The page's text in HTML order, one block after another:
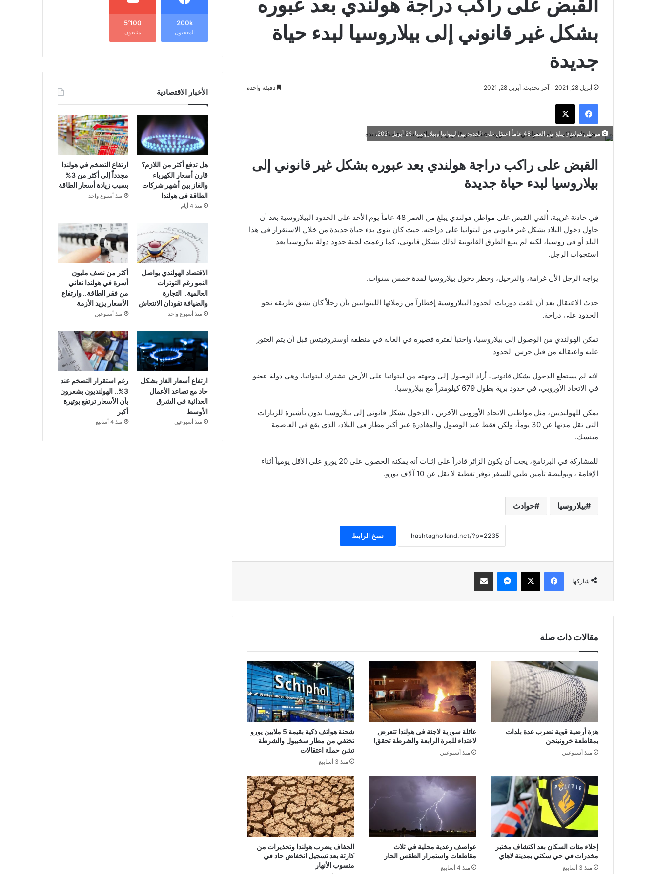
القبض على راكب دراجة هولندي بعد عبوره
بشكل غير قانوني إلى بيلاروسيا لبدء حياة
جديدة
أبريل 28, 2021 آخر تحديث: أبريل 28, 2021 دقيقة واحدة
فيسبوك ‫X
مواطن هولندي يبلغ من العمر 48 عاماً اعتقل على الحدود بين ليتوانيا وبيلاروسيا. 25 أبريل 2021. -
القبض على راكب دراجة هولندي بعد عبوره بشكل غير قانوني إلى
بيلاروسيا لبدء حياة جديدة
في حادثة غريبة، أُلقي القبض على مواطن هولندي يبلغ من العمر 48 عاماً يوم الأحد على الحدود البيلاروسية بعد أن
حاول دخول البلاد بشكل غير قانوني من ليتوانيا على دراجته. حيث كان ينوي بدء حياة جديدة من خلال الاستقرار في هذا
البلد أو في روسيا، لكنه لم يتبع الطرق القانونية لذلك بشكل قانوني، كما زعمت لجنة حدود دولة بيلاروسيا بعد
استجواب الرجل.
يواجه الرجل الأن غرامة، والترحيل، وحظر دخول بيلاروسيا لمدة خمس سنوات.
حدث الاعتقال بعد أن تلقت دوريات الحدود البيلاروسية إخطاراً من زملائها الليتوانيين بأن رجلاً كان يشق طريقه نحو
الحدود على دراجة.
تمكن الهولندي من الوصول إلى بيلاروسيا، واختبأ لفترة قصيرة في الغابة في منطقة أوستروفيتس قبل أن يتم العثور
عليه واعتقاله من قبل حرس الحدود.
لأنه لم يستطع الدخول بشكل قانوني، أراد الوصول إلى وجهته من ليتوانيا على الأرض. تشترك ليتوانيا، وهي دولة عضو
في الاتحاد الأوروبي، في حدود برية بطول 679 كيلومتراً مع بيلاروسيا.
يمكن للهولنديين، مثل مواطني الاتحاد الأوروبي الآخرين ، الدخول بشكل قانوني إلى بيلاروسيا بدون تأشيرة للزيارات
التي تقل مدتها عن 30 يوماً، ولكن فقط عند الوصول والمغادرة عبر أكبر مطار في البلاد، الذي يقع في العاصمة
مينسك.
للمشاركة في البرنامج، يجب أن يكون الزائر قادراً على إثبات أنه يمكنه الحصول على 20 يورو على الأقل يومياً أثناء
الإقامة ، وبوليصة تأمين طبي للسفر توفر تغطية لا تقل عن 10 آلاف يورو.
بيلاروسيا حوادث
نسخ الرابط
شاركها
فيسبوك ‫X ماسنجر مشاركة عبر البريد
مقالات ذات صلة
هزة أرضية قوية تضرب عدة بلدات
بمقاطعة خرونينجن
منذ أسبوعين
عائلة سورية لاجئة في هولندا تتعرض
لاعتداء للمرة الرابعة والشرطة تحقق!
منذ أسبوعين
شحنة هواتف ذكية بقيمة 5 ملايين يورو
تختفي من مطار سخيبول والشرطة
تشن حملة اعتقالات
منذ 3 أسابيع
إجلاء مئات السكان بعد اكتشاف مختبر
مخدرات في حي سكني بمدينة لاهاي
منذ 3 أسابيع
عواصف رعدية محلية في ثلاث
مقاطعات واستمرار الطقس الحار
منذ 4 أسابيع
الجفاف يضرب هولندا وتحذيرات من
كارثة بعد تسجيل انخفاض حاد في
منسوب الأنهار
200k
المعجبون
5٬100
متابعون
الأخبار الاقتصادية
هل تدفع أكثر من اللازم؟
قارن أسعار الكهرباء
والغاز بين أشهر شركات
الطاقة في هولندا
منذ 4 أيام
ارتفاع التضخم في هولندا
مجدداً إلى أكثر من 3%
بسبب زيادة أسعار الطاقة
منذ أسبوع واحد
الاقتصاد الهولندي يواصل
النمو رغم التوترات
العالمية.. التجارة
والضيافة تقودان الانتعاش
منذ أسبوع واحد
أكثر من نصف مليون
أسرة في هولندا تعاني
من فقر الطاقة.. وارتفاع
الأسعار يزيد الأزمة
منذ أسبوعين
ارتفاع أسعار الغاز بشكل
حاد مع تصاعد الأعمال
العدائية في الشرق
الأوسط
منذ أسبوعين
رغم استقرار التضخم عند
3%.. الهولنديون يشعرون
بأن الأسعار ترتفع بوتيرة
أكبر
منذ 4 أسابيع